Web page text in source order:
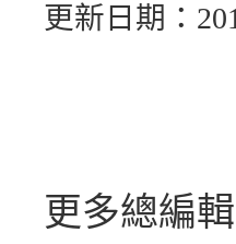
更新日期：
更多總編